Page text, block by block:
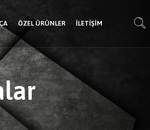
ÖZEL ÜRÜNLER İLETIŞIM